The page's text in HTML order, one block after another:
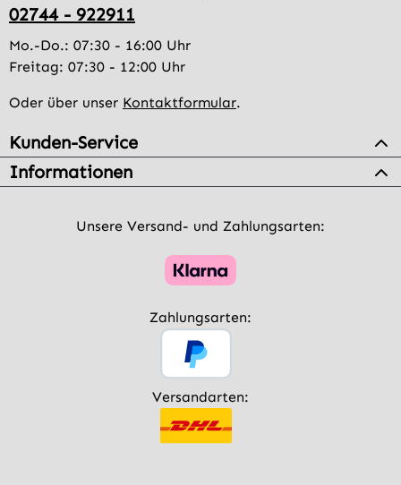
02744 - 922911
Mo.-Do.: 07:30 - 16:00 Uhr
Freitag: 07:30 - 12:00 Uhr
Oder über unser Kontaktformular.
Kunden-Service
Informationen
Unsere Versand- und Zahlungsarten:
Zahlungsarten:
Versandarten: